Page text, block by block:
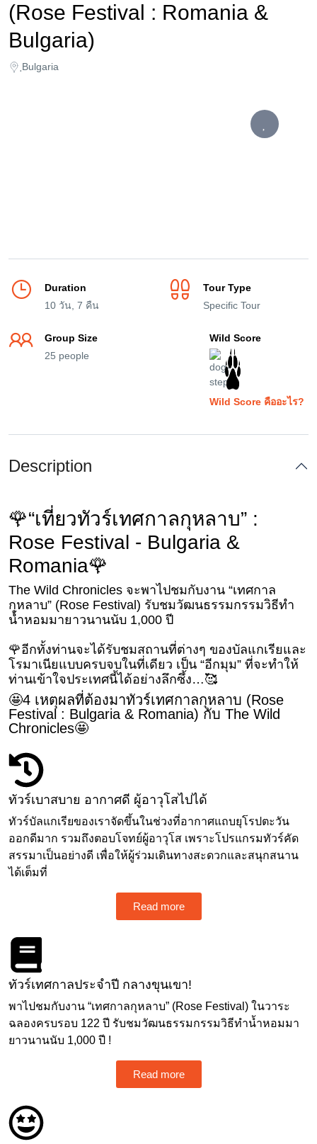
(Rose Festival : Romania &
Bulgaria)
ฺBulgaria
Duration
10 วัน, 7 คืน
Tour Type
Specific Tour
Group Size
25 people
Wild Score
Wild Score คืออะไร?
Description
🌹“เที่ยวทัวร์เทศกาลกุหลาบ” :
Rose Festival - Bulgaria &
Romania🌹
The Wild Chronicles จะพาไปชมกับงาน “เทศกาล
กุหลาบ” (Rose Festival) รับชมวัฒนธรรมกรรมวิธีทำ
น้ำหอมมายาวนานนับ 1,000 ปี
🌹อีกทั้งท่านจะได้รับชมสถานที่ต่างๆ ของบัลแกเรียและ
โรมาเนียแบบครบจบในที่เดียว เป็น “อีกมุม” ที่จะทำให้
ท่านเข้าใจประเทศนี้ได้อย่างลึกซึ้ง…🥰
🤩4 เหตุผลที่ต้องมาทัวร์เทศกาลกุหลาบ (Rose
Festival : Bulgaria & Romania) กับ The Wild
Chronicles🤩
ทัวร์เบาสบาย อากาศดี ผู้อาวุโสไปได้
ทัวร์บัลแกเรียของเราจัดขึ้นในช่วงที่อากาศแถบยุโรปตะวัน
ออกดีมาก รวมถึงตอบโจทย์ผู้อาวุโส เพราะโปรแกรมทัวร์คัด
สรรมาเป็นอย่างดี เพื่อให้ผู้ร่วมเดินทางสะดวกและสนุกสนาน
ได้เต็มที่
Read more
ทัวร์เทศกาลประจำปี กลางขุนเขา!
พาไปชมกับงาน “เทศกาลกุหลาบ” (Rose Festival) ในวาระ
ฉลองครบรอบ 122 ปี รับชมวัฒนธรรมกรรมวิธีทำน้ำหอมมา
ยาวนานนับ 1,000 ปี !
Read more